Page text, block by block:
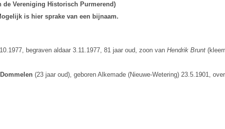
Vereniging Historisch Purmerend)
is hier sprake van een bijnaam.
begraven aldaar 3.11.1977, 81 jaar oud, zoon van Hendrik Brunt
(23 jaar oud), geboren Alkemade (Nieuwe-Wetering) 23.5.1901,